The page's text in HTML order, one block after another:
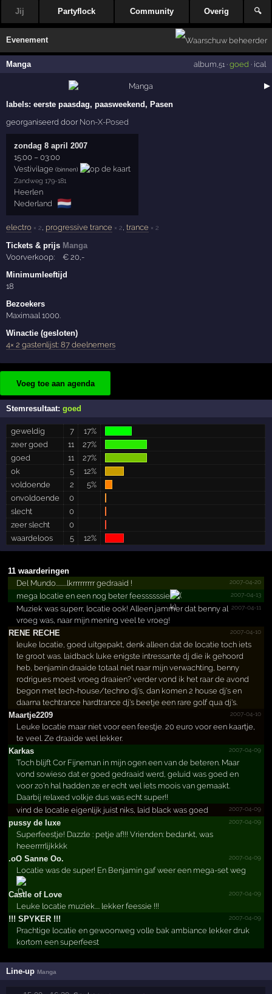
Jij Partyflock Community Overig 🔍
Evenement
Manga album ,51· goed· ical
▶
labels: eerste paasdag, paasweekend, Pasen
georganiseerd door Non-X-Posed
zondag 8 april 2007
15:00 –03:00
Vestivilage (binnen)
Zandweg 179-181
Heerlen
Nederland 🇳🇱
electro × 2, progressive trance × 2,trance × 2
Tickets & prijs Manga
Voorverkoop:
€20 ,-
Minimumleeftijd
18
Bezoekers
Maximaal 1000.
Winactie (gesloten)
4× 2 gastenlijst: 87 deelnemers
Voeg toe aan agenda
Stemresultaat:goed
geweldig 7
17%
zeer goed
11
27%
goed
11
27%
ok
5
12%
voldoende
2
5%
onvoldoende
0
slecht
0
zeer slecht
0
waardeloos
5 12%
11 waarderingen
2007-04-20
Del Mundo.........lkrrrrrrrrr gedraaid !
2007-04-13
mega locatie en een nog beter feessssssie
2007-04-11
Muziek was superr, locatie ook! Alleen jammer dat benny al
vroeg was, naar mijn mening veel te vroeg!
RENE RECHE
2007-04-10
leuke locatie, goed uitgepakt, denk alleen dat de locatie toch iets
te groot was. laidback luke enigste intressante dj die ik gehoord
heb, benjamin draaide totaal niet naar mijn verwachting, benny
rodrigues moest vroeg draaien? verder vond ik het raar de avond
begon met tech-house/techno dj's, dan komen 2 house dj's en
daarna techtrance hardtrance dj's beetje een rare golf qua dj's.
Maartje2209
2007-04-10
Leuke locatie maar niet voor een feestje. 20 euro voor een kaartje,
te veel. Ze draaide wel lekker.
Karkas
2007-04-09
Toch blijft Cor Fijneman in mijn ogen een van de beteren. Maar
vond sowieso dat er goed gedraaid werd, geluid was goed en
voor zo'n hal hadden ze er echt wel iets moois van gemaakt.
Daarbij relaxed volkje dus was echt super!!
2007-04-09
vind de locatie eigenlijk juist niks, laid black was goed
pussy de luxe
2007-04-09
Superfeestje! Dazzle : petje af!!! Vrienden: bedankt, was
heeerrrrlijkkkk
.­oO Sanne Oo.­
2007-04-09
Locatie was de super! En Benjamin gaf weer een mega-set weg
Castle of Love 2007-04-09
Leuke locatie muziek.... lekker feessie !!!
!!!­ SPYKER !!!­
2007-04-09
Prachtige locatie en gewoonweg volle bak ambiance lekker druk
kortom een superfeest
Line-upManga